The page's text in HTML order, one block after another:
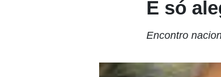
É só
Encontro